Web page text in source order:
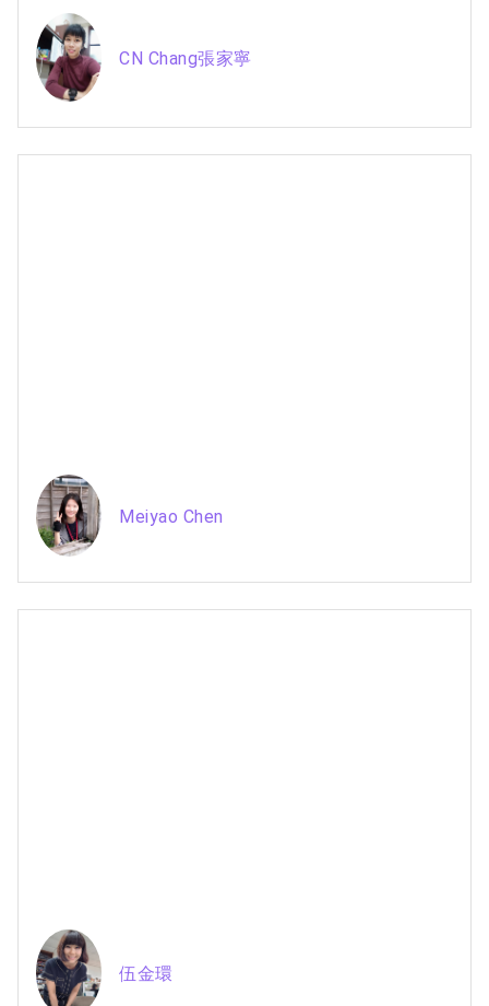
CN Chang張家寧
Meiyao Chen
伍金環